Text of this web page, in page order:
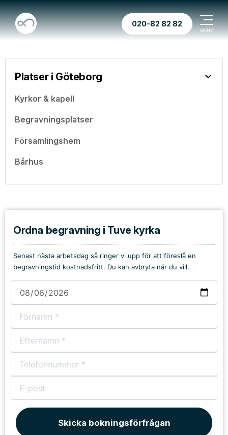
020-82 82 82
Platser i Göteborg
Kyrkor & kapell
Begravningsplatser
Församlingshem
Bårhus
Ordna begravning i Tuve kyrka
Senast nästa arbetsdag så ringer vi upp för att föreslå en
begravningstid kostnadsfritt. Du kan avbryta när du vill.
Skicka bokningsförfrågan